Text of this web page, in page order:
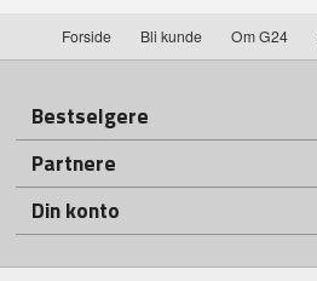
Forside Bli kunde Om G24
Bestselgere
Partnere
Din konto